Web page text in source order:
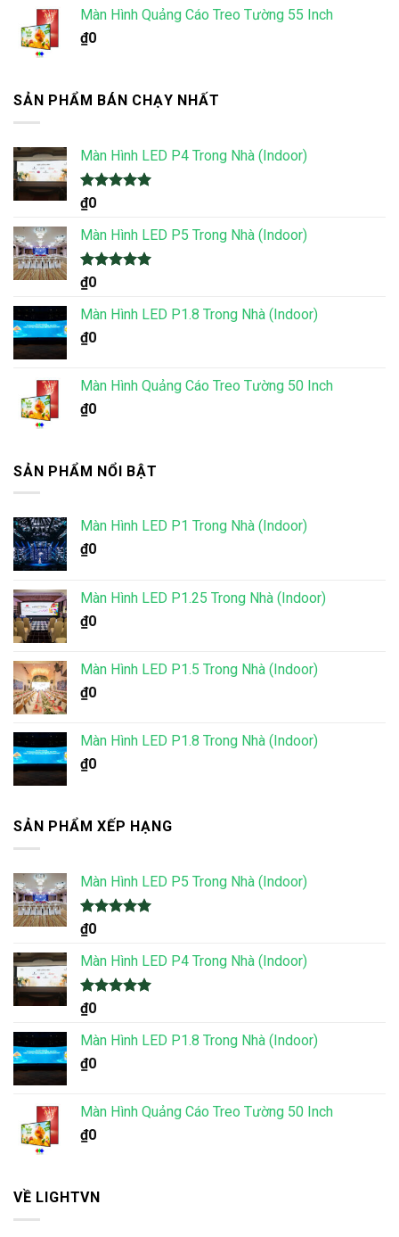
Màn Hình Quảng Cáo Treo Tường 55 Inch
₫0
SẢN PHẨM BÁN CHẠY NHẤT
Màn Hình LED P4 Trong Nhà (Indoor)
Được xếp
hạng
5 sao
₫0
Màn Hình LED P5 Trong Nhà (Indoor)
Được xếp
hạng
5 sao
₫0
Màn Hình LED P1.8 Trong Nhà (Indoor)
₫0
Màn Hình Quảng Cáo Treo Tường 50 Inch
₫0
SẢN PHẨM NỔI BẬT
Màn Hình LED P1 Trong Nhà (Indoor)
₫0
Màn Hình LED P1.25 Trong Nhà (Indoor)
₫0
Màn Hình LED P1.5 Trong Nhà (Indoor)
₫0
Màn Hình LED P1.8 Trong Nhà (Indoor)
₫0
SẢN PHẨM XẾP HẠNG
Màn Hình LED P5 Trong Nhà (Indoor)
Được xếp
hạng
5 sao
₫0
Màn Hình LED P4 Trong Nhà (Indoor)
Được xếp
hạng
5 sao
₫0
Màn Hình LED P1.8 Trong Nhà (Indoor)
₫0
Màn Hình Quảng Cáo Treo Tường 50 Inch
₫0
VỀ LIGHTVN